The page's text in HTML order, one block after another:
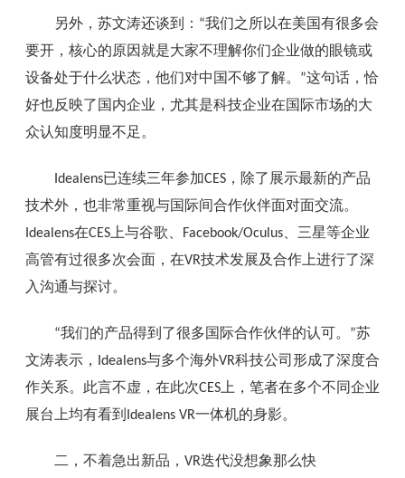
另外，苏文涛还谈到： “我们之所以在美国有很多会
要开，核心的原因就是大家不理解你们企业做的眼镜或
设备处于什么状态，他们对中国不够了解。 ”这句话，恰
好也反映了国内企业，尤其是科技企业在国际市场的大
众认知度明显不足。
Idealens已连续三年参加CES ，除了展示最新的产品
技术外，也非常重视与国际间合作伙伴面对面交流。
Idealens在CES 上与谷歌、 Facebook/Oculus 、三星等企业
高管有过很多次会面，在VR技术发展及合作上进行了深
入沟通与探讨。
“我们的产品得到了很多国际合作伙伴的认可。 ”苏
文涛表示，
Idealens与多个海外VR科技公司形成了深度合
作关系。此言不虚，在此次CES 上，笔者在多个不同企业
展台上均有看到 Idealens VR一体机的身影。
二，不着急出新品， VR迭代没想象那么快